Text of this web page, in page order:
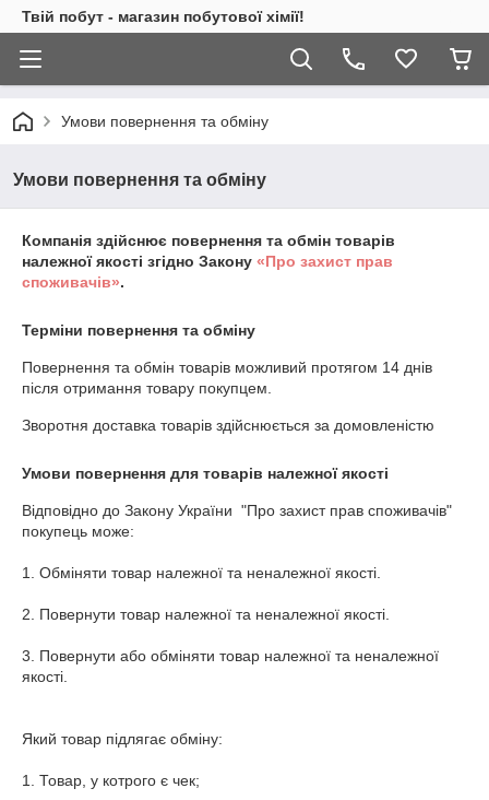
Твій побут - магазин побутової хімії!
Умови повернення та обміну
Умови повернення та обміну
Компанія здійснює повернення та обмін товарів
належної якості згідно Закону «Про захист прав
споживачів».
Терміни повернення та обміну
Повернення та обмін товарів можливий протягом 14 днів
після отримання товару покупцем.
Зворотня доставка товарів здійснюється за домовленістю
Умови повернення для товарів належної якості
Відповідно до Закону України  "Про захист прав споживачів"
покупець може:
1. Обміняти товар належної та неналежної якості.
2. Повернути товар належної та неналежної якості.
3. Повернути або обміняти товар належної та неналежної
якості.
Який товар підлягає обміну:
1. Товар, у котрого є чек;